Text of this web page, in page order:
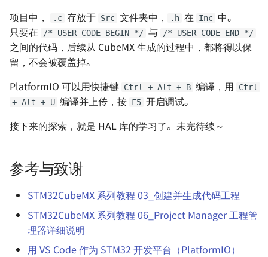
项目中， .c 存放于 Src 文件夹中， .h 在 Inc 中。
只要在
/* USER CODE BEGIN */ 与 /* USER CODE END */
之间的代码，后续从 CubeMX 生成的过程中，都将得以保
留，不会被覆盖掉。
PlatformIO 可以用快捷键 Ctrl + Alt + B 编译，用
Ctrl
+ Alt + U 编译并上传，按 F5 开启调试。
接下来的探索，就是 HAL 库的学习了。未完待续～
参考与致谢
STM32CubeMX 系列教程 03_创建并生成代码工程
STM32CubeMX 系列教程 06_Project Manager 工程管
理器详细说明
用 VS Code 作为 STM32 开发平台（PlatformIO）